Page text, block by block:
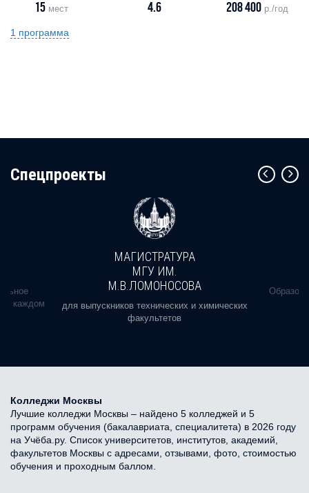
15 мест 4.6 208 400 р./год
1 программа
Cпецпроекты
в каждом
МАГИСТРАТУРА
МГУ ИМ.
М.В.ЛОМОНОСОВА
для выпускников технических и химических
факультетов
Колледжи Москвы
Лучшие колледжи Москвы – найдено 5 колледжей и 5
программ обучения (бакалавриата, специалитета) в 2026 году
на Учёба.ру. Список университетов, институтов, академий,
факультетов Москвы с адресами, отзывами, фото, стоимостью
обучения и проходным баллом.